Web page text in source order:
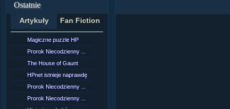
Ostatnie
Artykuły Fan Fiction
Magiczne puzzle HP
Prorok Niecodzienny ...
The House of Gaunt
HPnet istnieje naprawdę
Prorok Niecodzienny ...
Prorok Niecodzienny ...